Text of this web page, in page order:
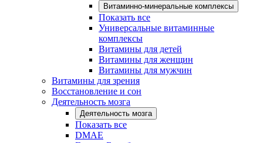
Витаминно-минеральные комплексы
Показать все
Универсальные витаминные
комплексы
Витамины для детей
Витамины для женщин
Витамины для мужчин
Витамины для зрения
Восстановление и сон
Деятельность мозга
Деятельность мозга
Показать все
DMAE